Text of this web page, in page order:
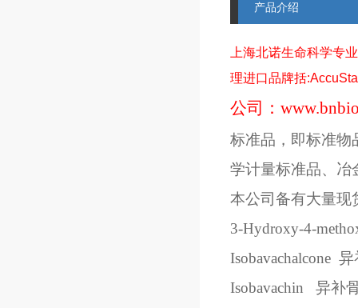
产品介绍
上海北诺生命科学专
理进口品牌括
公司：
标准品，即标准物
学计量标准品、冶
本公司备有大量现
3-Hydroxy-4-
Isobavachalcone 异
Isobavachin
异补